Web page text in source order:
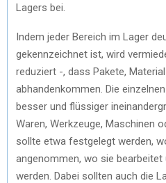
Lagers bei.
Indem jeder Bereich im Lager
gekennzeichnet ist, wird
reduziert -, dass Pakete,
abhandenkommen. Die
besser und flüssiger
Waren, Werkzeuge, Maschinen
sollte etwa festgelegt werden,
angenommen, wo sie
werden. Dabei sollten auch die